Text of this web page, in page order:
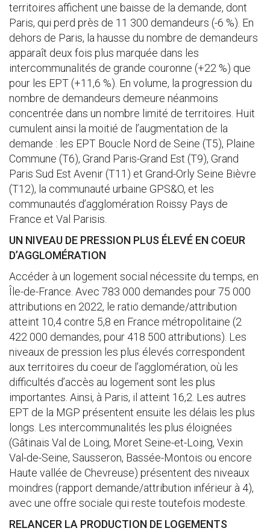
territoires affichent une baisse de la demande, dont
Paris, qui perd près de 11 300 demandeurs (-6 %). En
dehors de Paris, la hausse du nombre de demandeurs
apparaît deux fois plus marquée dans les
intercommunalités de grande couronne (+22 %) que
pour les EPT (+11,6 %). En volume, la progression du
nombre de demandeurs demeure néanmoins
concentrée dans un nombre limité de territoires. Huit
cumulent ainsi la moitié de l’augmentation de la
demande : les EPT Boucle Nord de Seine (T5), Plaine
Commune (T6), Grand Paris-Grand Est (T9), Grand
Paris Sud Est Avenir (T11) et Grand-Orly Seine Bièvre
(T12), la communauté urbaine GPS&O, et les
communautés d’agglomération Roissy Pays de
France et Val Parisis.
UN NIVEAU DE PRESSION PLUS ÉLEVÉ EN COEUR
D’AGGLOMÉRATION
Accéder à un logement social nécessite du temps, en
Île-de-France. Avec 783 000 demandes pour 75 000
attributions en 2022, le ratio demande/attribution
atteint 10,4 contre 5,8 en France métropolitaine (2
422 000 demandes, pour 418 500 attributions). Les
niveaux de pression les plus élevés correspondent
aux territoires du coeur de l’agglomération, où les
difficultés d’accès au logement sont les plus
importantes. Ainsi, à Paris, il atteint 16,2. Les autres
EPT de la MGP présentent ensuite les délais les plus
longs. Les intercommunalités les plus éloignées
(Gâtinais Val de Loing, Moret Seine-et-Loing, Vexin
Val-de-Seine, Sausseron, Bassée-Montois ou encore
Haute vallée de Chevreuse) présentent des niveaux
moindres (rapport demande/attribution inférieur à 4),
avec une offre sociale qui reste toutefois modeste.
RELANCER LA PRODUCTION DE LOGEMENTS